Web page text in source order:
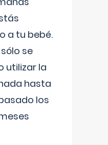
a tu bebé.
se
utilizar la
hasta
los